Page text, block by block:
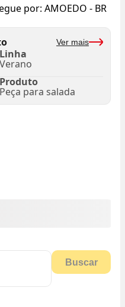
por: AMOEDO - BR
Ver mais
Linha
Verano
Produto
Peça para salada
Buscar